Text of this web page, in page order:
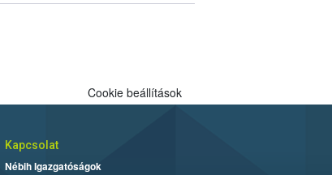
Cookie beállítások
Kapcsolat
Nébih Igazgatóságok